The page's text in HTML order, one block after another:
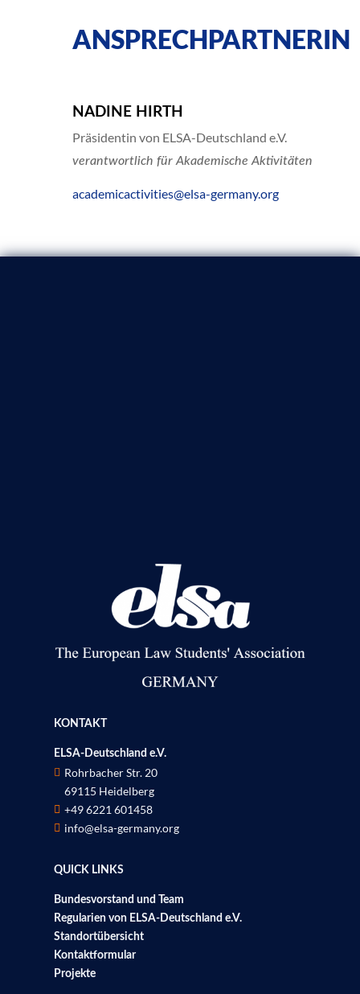
ANSPRECHPARTNERIN
NADINE HIRTH
Präsidentin von ELSA-Deutschland e.V.
verantwortlich für Akademische Aktivitäten
academicactivities@elsa-germany.org
KONTAKT
ELSA-Deutschland e.V.
 Rohrbacher Str. 20
69115 Heidelberg
 +49 6221 601458
 info@elsa-germany.org
QUICK LINKS
Bundesvorstand und Team
Regularien von ELSA-Deutschland e.V.
Standortübersicht
Kontaktformular
Projekte